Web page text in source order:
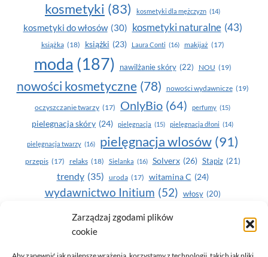
Zarządzaj zgodami plików
cookie
kosmetyki (83) kosmetyki dla mężczyzn (14)
kosmetyki do włosów (30) kosmetyki naturalne (43)
książka (18) książki (23) Laura Conti (16) makijaż (17)
moda (187) nawilżanie skóry (22) NOU (19)
nowości kosmetyczne (78) nowości wydawnicze (19)
oczyszczanie twarzy (17) OnlyBio (64) perfumy (15)
pielegnacja skóry (24) pielęgnacja (15) pielęgnacja dłoni (14)
pielęgnacja twarzy (16) pielęgnacja wlosów (91)
przepis (17) relaks (18) Sielanka (16) Solverx (26) Stapiz (21)
trendy (35) uroda (17) witamina C (24)
wydawnictwo Initium (52) włosy (20)
Yasumi(164) zdrowe zęby
zdrowie